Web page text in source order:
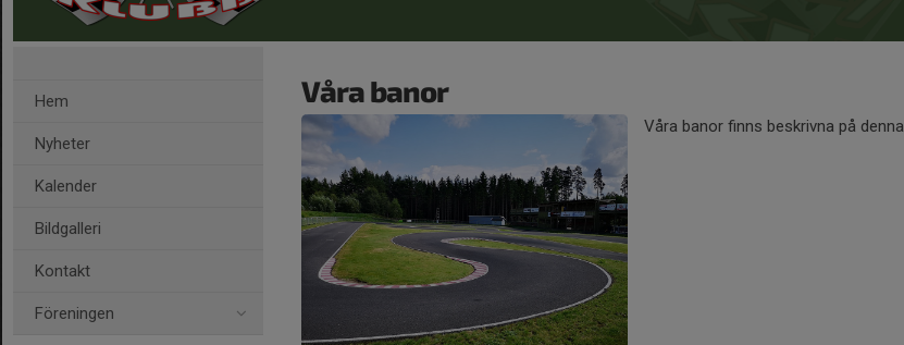
Hem
Nyheter
Kalender
Bildgalleri
Kontakt
Föreningen
Våra banor
Våra banor finns beskrivna på denna